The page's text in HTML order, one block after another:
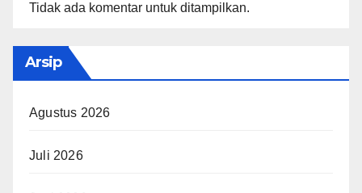
Tidak ada komentar untuk ditampilkan.
Arsip
Agustus 2026
Juli 2026